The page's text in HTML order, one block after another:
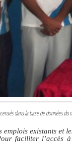
dans la base de données du
emplois existants et
faciliter l’accès